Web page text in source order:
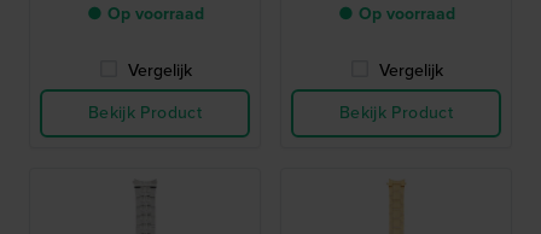
● Op voorraad
Vergelijk
Bekijk Product
● Op voorraad
Vergelijk
Bekijk Product